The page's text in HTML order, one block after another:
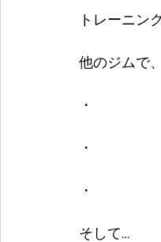
トレーニン
他のジムで
・
・
・
そして…